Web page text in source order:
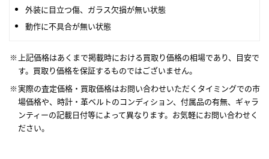
外装に目立つ傷、ガラス欠損が無い状態
動作に不具合が無い状態
上記価格はあくまで掲載時における買取り価格の相場であり、目安で
す。買取り価格を保証するものではございません。
実際の査定価格・買取価格はお問い合わせいただくタイミングでの市
場価格や、時計・革ベルトのコンディション、付属品の有無、ギャラ
ンティーの記載日付等によって異なります。お気軽にお問い合わせく
ださい。